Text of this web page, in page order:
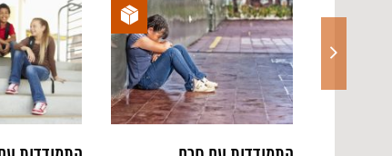
ד. התערבות חינוכית
אפיונה של התערבות חינוכית:
1. פיתוח מודעות עצמית